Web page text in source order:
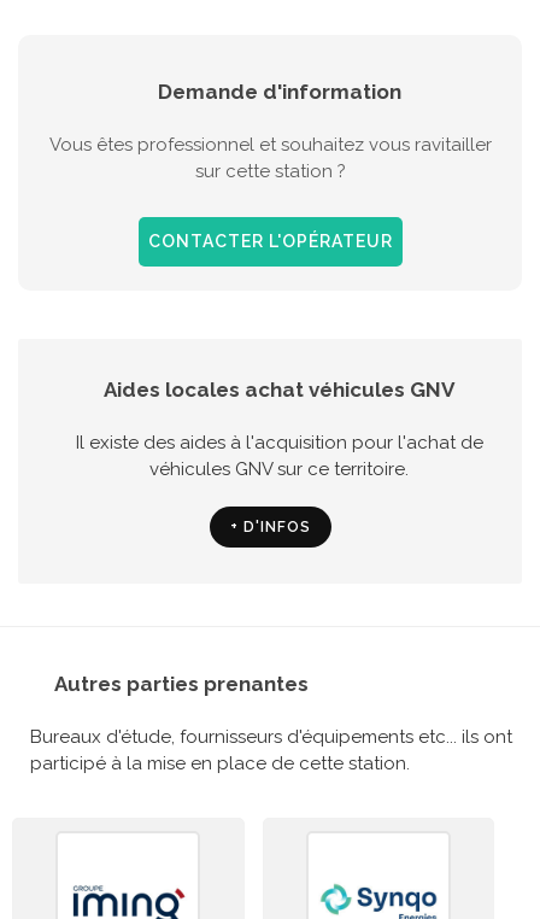
Demande d'information
Vous êtes professionnel et souhaitez vous ravitailler
sur cette station ?
CONTACTER L'OPÉRATEUR
Aides locales achat véhicules GNV
Il existe des aides à l'acquisition pour l'achat de
véhicules GNV sur ce territoire.
+ D'INFOS
Autres parties prenantes
Bureaux d'étude, fournisseurs d'équipements etc... ils ont
participé à la mise en place de cette station.